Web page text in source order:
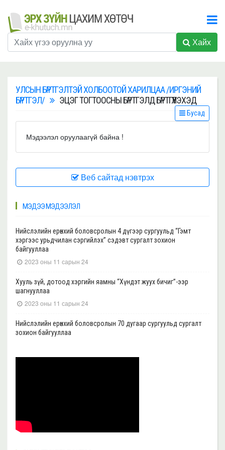
Хайх
УЛСЫН БҮРТГЭЛТЭЙ ХОЛБООТОЙ ХАРИЛЦАА /ИРГЭНИЙ
БҮРТГЭЛ/
ЭЦЭГ ТОГТООСНЫ БҮРТГЭЛД БҮРТГҮҮЛЭХЭД
Бусад
Мэдээлэл оруулаагүй байна !
Веб сайтад нэвтрэх
МЭДЭЭ МЭДЭЭЛЭЛ
Нийслэлийн ерөнхий боловсролын 4 дүгээр сургуульд “Гэмт
хэргээс урьдчилан сэргийлэх” сэдэвт сургалт зохион
байгууллаа
2023 оны 11 сарын 24
Хууль зүй, дотоод хэргийн яамны “Хүндэт жуух бичиг”-ээр
шагнууллаа
2023 оны 11 сарын 24
Нийслэлийн ерөнхий боловсролын 70 дугаар сургуульд сургалт
зохион байгууллаа
байгууллаа